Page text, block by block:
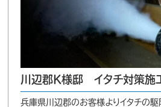
川辺郡K様邸 イタチ対策施
兵庫県川辺郡のお客様よりイタチの